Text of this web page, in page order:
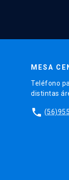
MESA
Teléfono
distintas
phone